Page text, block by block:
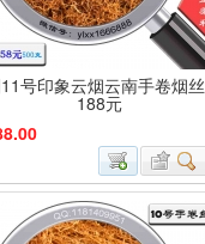
号印象云烟云南手卷烟
188元